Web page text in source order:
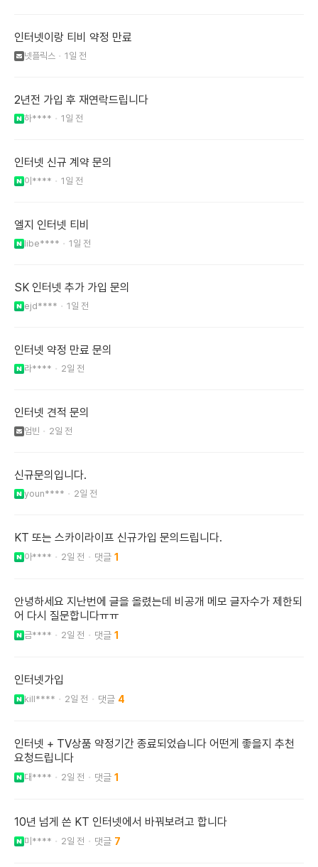
인터넷이랑 티비 약정 만료
넷플릭스 1일 전
2년전 가입 후 재연락드립니다
하**** 1일 전
인터넷 신규 계약 문의
이**** 1일 전
엘지 인터넷 티비
libe**** 1일 전
SK 인터넷 추가 가입 문의
ejd**** 1일 전
인터넷 약정 만료 문의
라**** 2일 전
인터넷 견적 문의
엄빈 2일 전
신규문의입니다.
youn**** 2일 전
KT 또는 스카이라이프 신규가입 문의드립니다.
아**** 2일 전 1
안녕하세요 지난번에 글을 올렸는데 비공개 메모 글자수가 제한되
어 다시 질문합니다ㅠㅠ
금**** 2일 전 1
인터넷가입
kill**** 2일 전 4
인터넷 + TV상품 약정기간 종료되었습니다 어떤게 좋을지 추천
요청드립니다
대**** 2일 전 1
10년 넘게 쓴 KT 인터넷에서 바꿔보려고 합니다
미**** 2일 전 7